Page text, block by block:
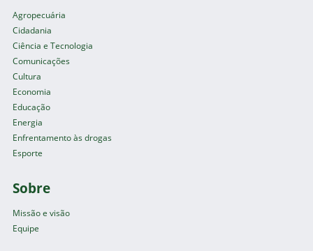
Agropecuária
Cidadania
Ciência e Tecnologia
Comunicações
Cultura
Economia
Educação
Energia
Enfrentamento às drogas
Esporte
Sobre
Missão e visão
Equipe